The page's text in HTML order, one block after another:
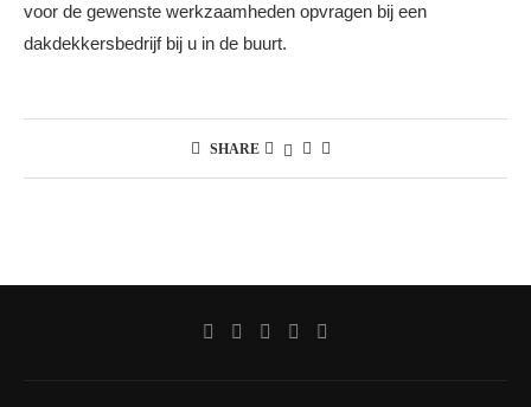
voor de gewenste werkzaamheden opvragen bij een
dakdekkersbedrijf bij u in de buurt.
SHARE